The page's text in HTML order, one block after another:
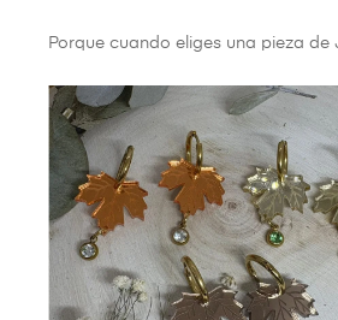
Porque cuando eliges una pieza